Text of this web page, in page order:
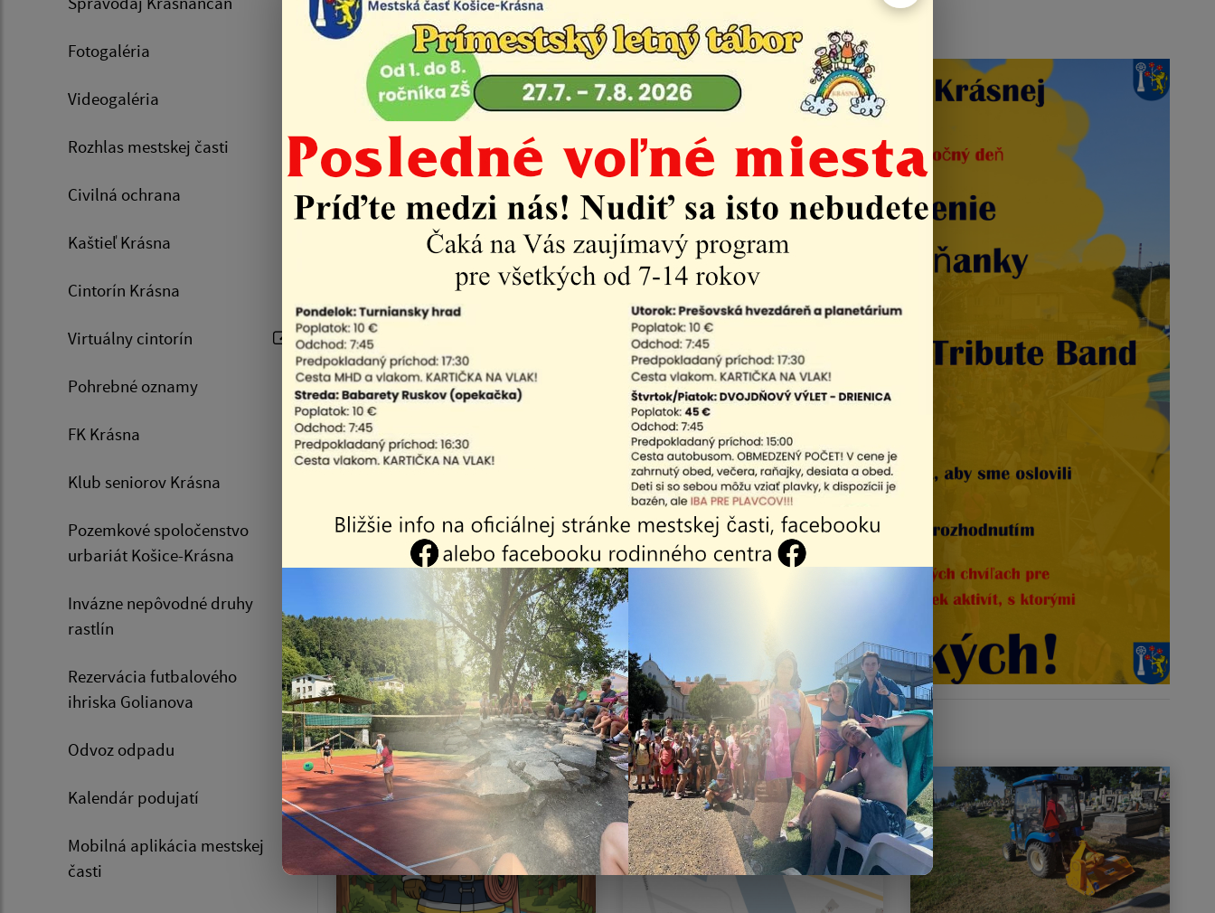
Fotogaléria
Videogaléria
Rozhlas mestskej časti
Civilná ochrana
Kaštieľ Krásna
Cintorín Krásna
Virtuálny cintorín
Pohrebné oznamy
FK Krásna
Klub seniorov Krásna
Pozemkové spoločenstvo
urbariát Košice-Krásna
Invázne nepôvodné druhy
rastlín
Rezervácia futbalového
ihriska Golianova
Odvoz odpadu
Kalendár podujatí
Mobilná aplikácia mestskej
časti
30.06.2026
Zoznam aktualít: